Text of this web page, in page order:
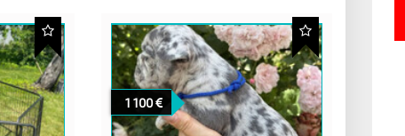
1 100